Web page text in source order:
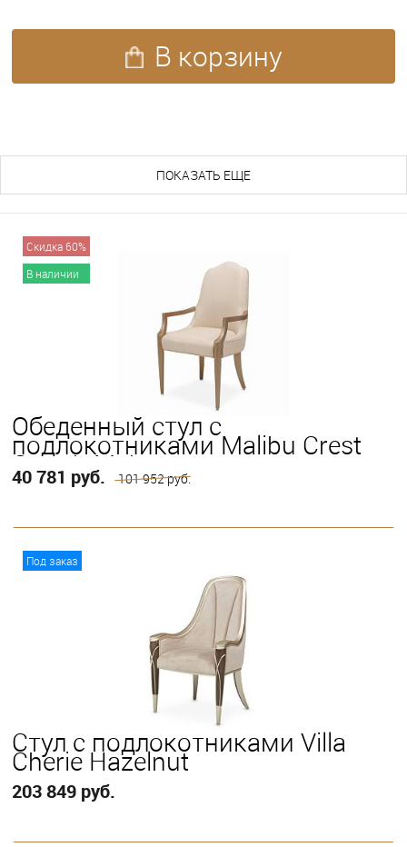
В корзину
ПОКАЗАТЬ ЕЩЕ
Скидка 60%
В наличии
Обеденный стул с
подлокотниками Malibu Crest
Crotch Mahogany
40 781 руб. 101 952 руб.
Под заказ
Стул с подлокотниками Villa
Cherie Hazelnut
203 849 руб.